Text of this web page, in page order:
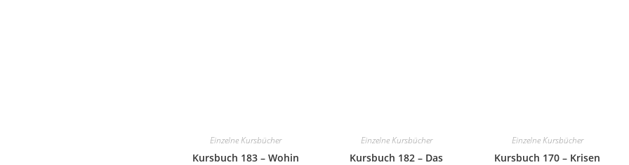
Einzelne Kursbücher
Kursbuch 183 – Wohin
Einzelne Kursbücher
Kursbuch 182 – Das
Einzelne Kursbücher
Kursbuch 170 – Krisen